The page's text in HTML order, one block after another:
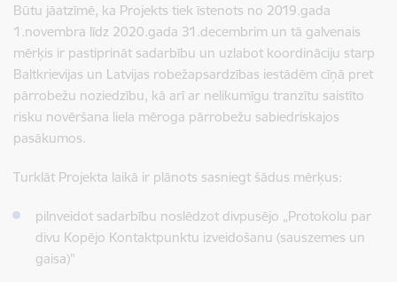
Būtu jāatzīmē, ka Projekts tiek īstenots no 2019.gada
1.novembra līdz 2020.gada 31.decembrim un tā galvenais
mērķis ir pastiprināt sadarbību un uzlabot koordināciju starp
Baltkrievijas un Latvijas robežapsardzības iestādēm cīņā pret
pārrobežu noziedzību, kā arī ar nelikumīgu tranzītu saistīto
risku novēršana liela mēroga pārrobežu sabiedriskajos
pasākumos.
Turklāt Projekta laikā ir plānots sasniegt šādus mērķus:
pilnveidot sadarbību noslēdzot divpusējo „Protokolu par
divu Kopējo Kontaktpunktu izveidošanu (sauszemes un
gaisa)"